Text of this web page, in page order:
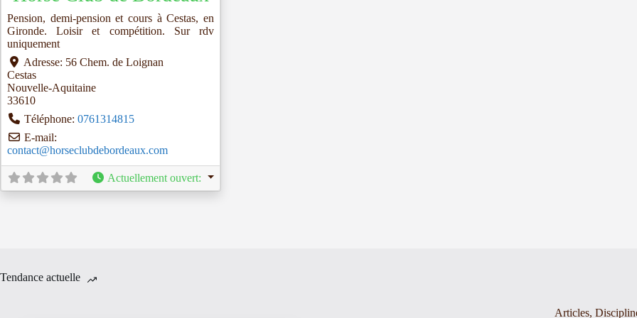
Pension, demi-pension et cours à Cestas, en
Gironde. Loisir et compétition. Sur rdv
uniquement
Adresse: 56 Chem. de Loignan
Cestas
Nouvelle-Aquitaine
33610
Téléphone: 0761314815
E-mail:
contact@horseclubdebordeaux.com
Actuellement ouvert:
Tendance actuelle
Articles,